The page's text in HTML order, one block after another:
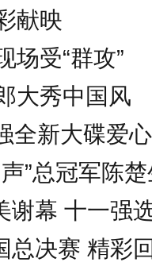
献映
场受“群攻”
大秀中国风
全新大碟爱
”总冠军陈
谢幕 十一强
总决赛 精彩